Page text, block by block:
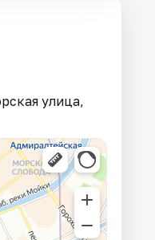
улица,